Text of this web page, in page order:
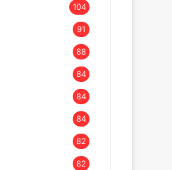
104
91
88
84
84
84
82
82